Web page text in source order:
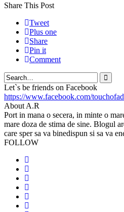
Share This Post
Tweet
Plus one
Share
Pin it
Comment
Let`s be friends on Facebook
https://www.facebook.com/
About A.R
Port in mana o secera, in minte o
mare doza de stima de sine. Blogul
care sper sa va binedispun si sa va
FOLLOW